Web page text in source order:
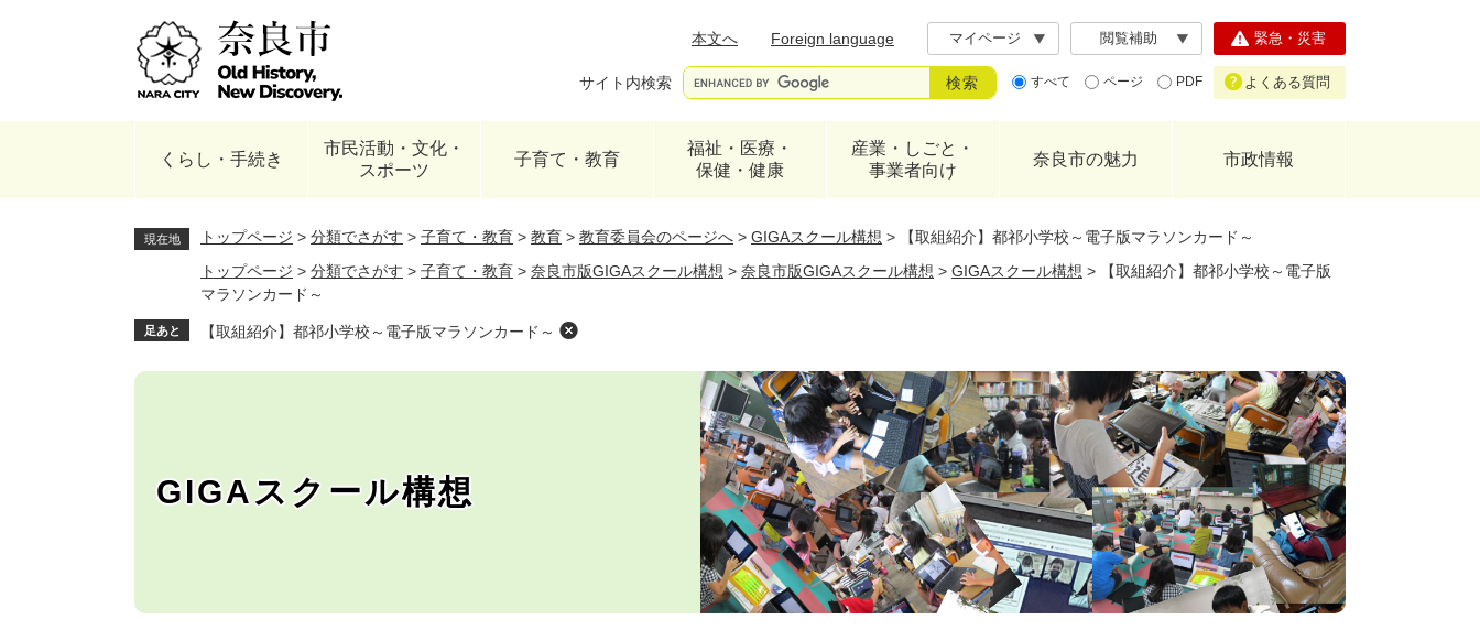
本文へ
Foreign language マイページ 閲覧補助
サイト内検索 すべて ページ PDF
緊急・災害
よくある質問
くらし・手続き
市民活動・文化・
スポーツ
子育て・教育
福祉・医療・
保健・健康
産業・しごと・
事業者向け
奈良市の魅力 市政情報
現在地 トップページ > 分類でさがす > 子育て・教育 > 教育 > 教育委員会のページへ > GIGAスクール構想 >
【取組紹介】都祁小学校～電子版マラソンカード～
トップページ > 分類でさがす > 子育て・教育 > 奈良市版GIGAスクール構想 > 奈良市版GIGAスクール構想 > GIGAスクール構想 >
【取組紹介】都祁小学校～電子版
マラソンカード～
足あと 【取組紹介】都祁小学校～電子版マラソンカード～
GIGAスクール構想